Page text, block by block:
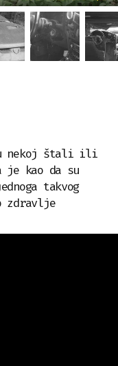
nekoj štali ili
je kao da su
takvog
zdravlje